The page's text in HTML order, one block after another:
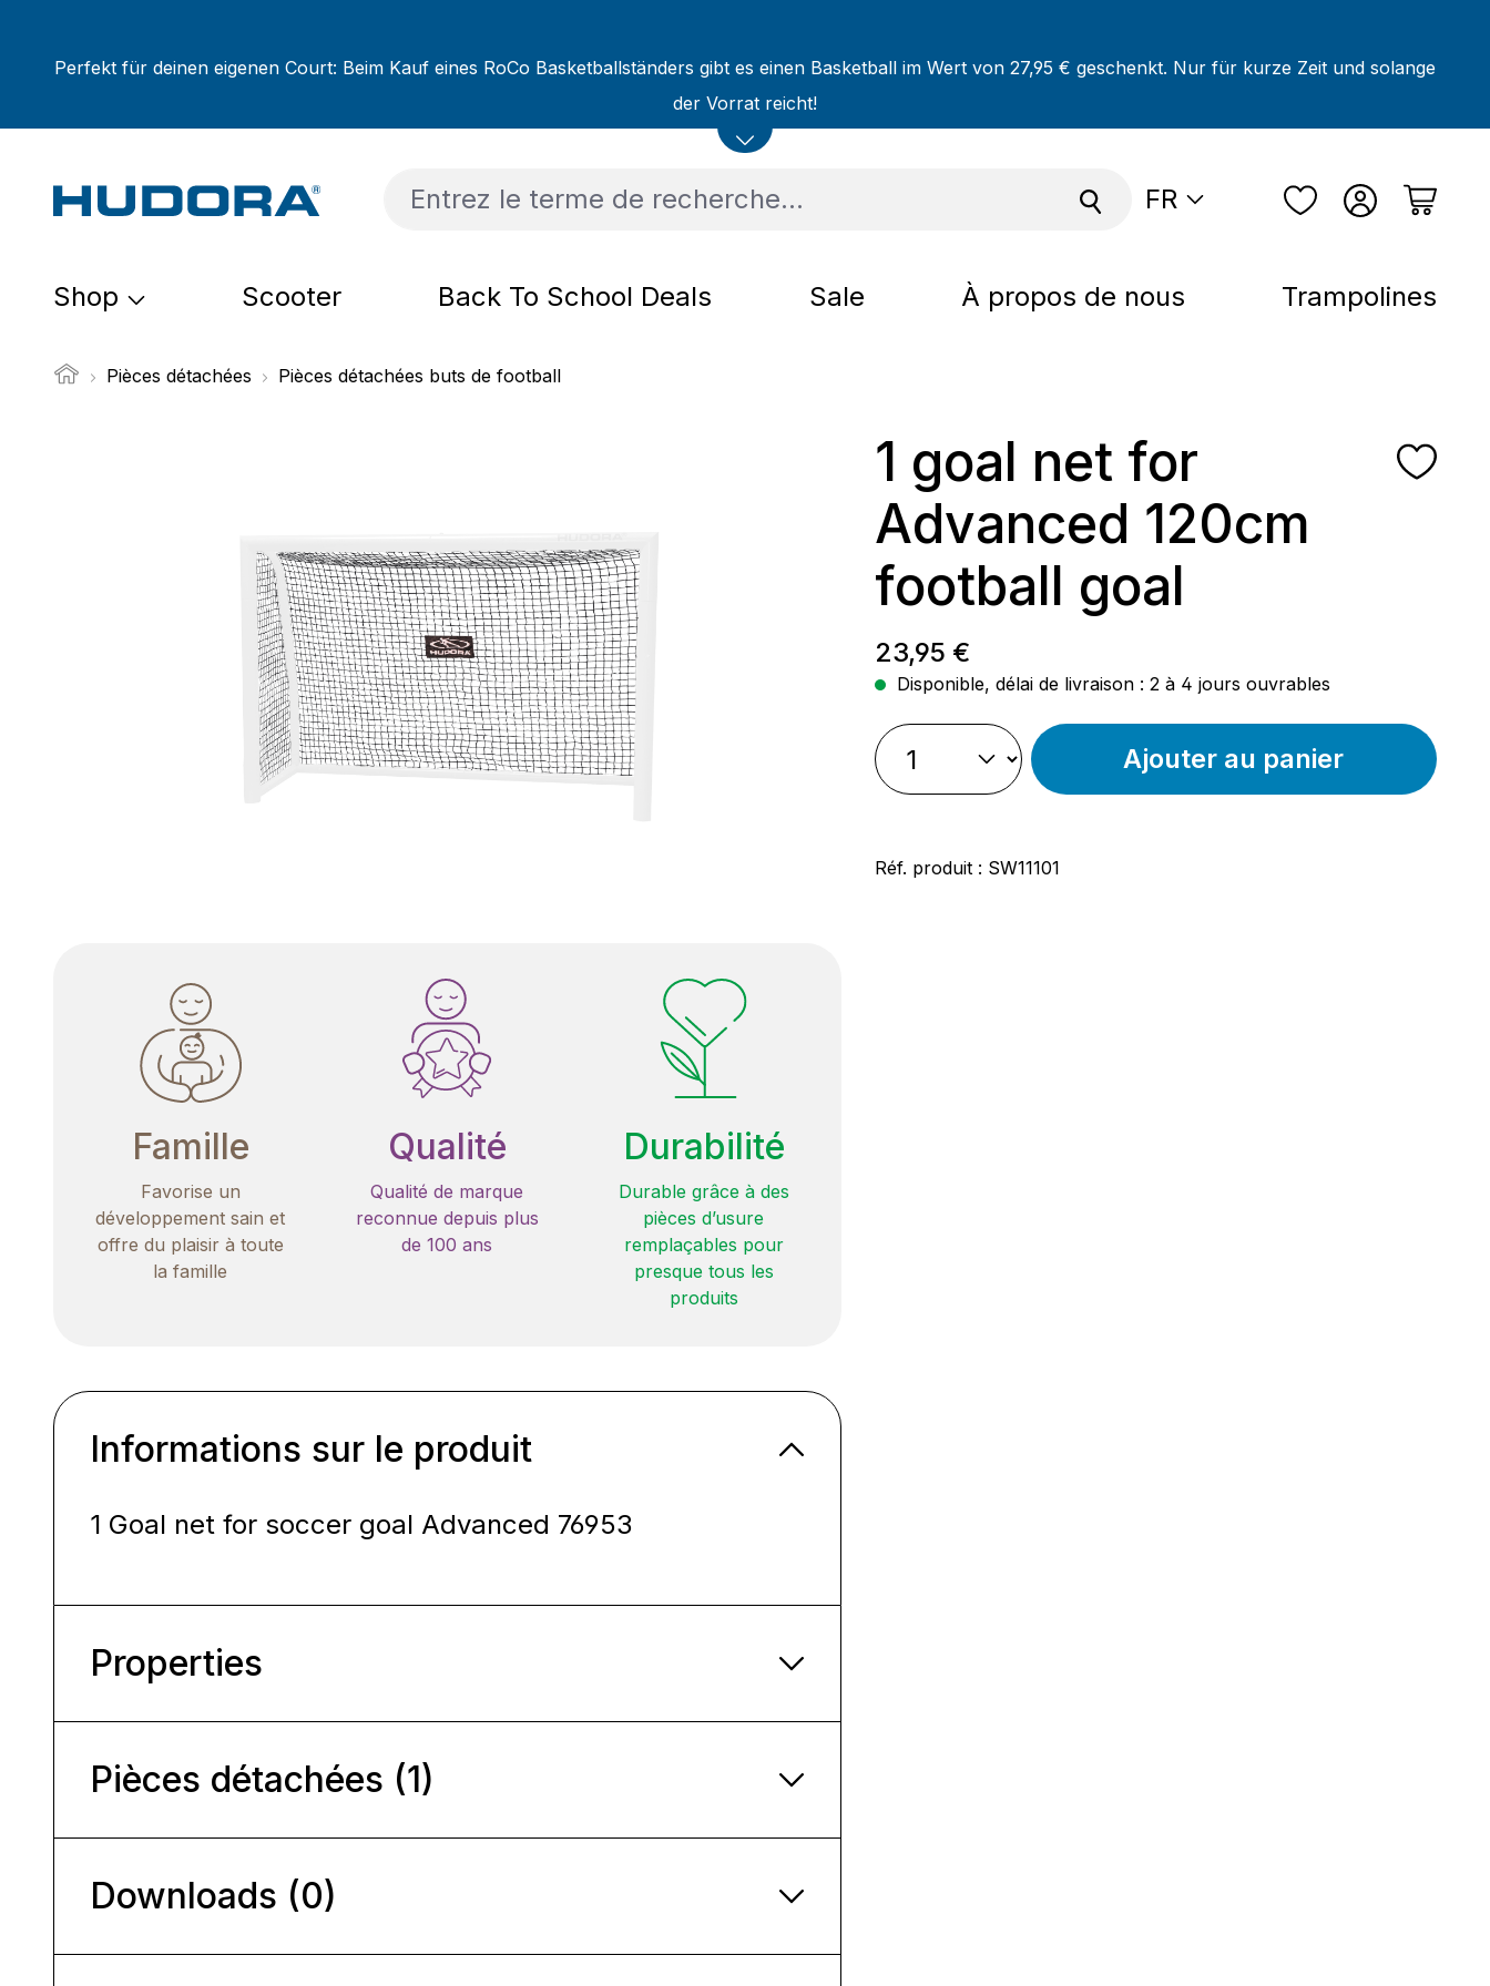
Perfekt für deinen eigenen Court: Beim Kauf eines RoCo Basketballständers gibt es einen Basketball im Wert von 27,95 € geschenkt. Nur für kurze Zeit und solange
der Vorrat reicht!
FR
Shop Scooter Back To School Deals Sale À propos de nous Trampolines
Pièces détachées Pièces détachées buts de football
Famille
Favorise un
développement sain et
offre du plaisir à toute
la famille
Qualité
Qualité de marque
reconnue depuis plus
de 100 ans
Durabilité
Durable grâce à des
pièces d’usure
remplaçables pour
presque tous les
produits
1 goal net for
Advanced 120cm
football goal
Prix régulier :
23,95 €
Disponible, délai de livraison : 2 à 4 jours ouvrables
Ajouter au panier
Réf. produit : SW11101
Informations sur le produit
1 Goal net for soccer goal Advanced 76953
Properties
Pièces détachées (1)
Downloads (0)